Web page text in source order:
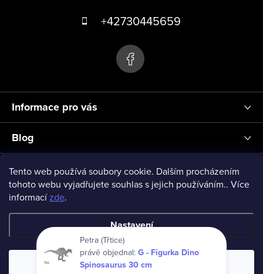
Tento web používá soubory cookie. Dalším procházením
tohoto webu vyjadřujete souhlas s jejich používáním.. Více
informacízde.
Nastavení
Souhlasím
í
+42730445659
Informace pro vás
Blog
Přihlášení
Copyright 2026www.vseprodeti.eu. Všechna práva vyhrazena.
Petra (Třtice)
právě objednal:G - Figurka Dino
Spinosaurus 30 cm